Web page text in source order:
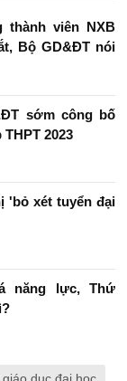
viên NXB
Bộ GD&ĐT nói
sớm công bố
2023
'bỏ xét tuyển đại
năng lực, Thứ